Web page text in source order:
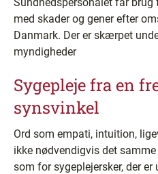
med skader og gener efter
Danmark. Der er skærpet
myndigheder
Sygepleje fra en
synsvinkel
Ord som empati, intuition,
ikke nødvendigvis det
som for sygeplejersker, der